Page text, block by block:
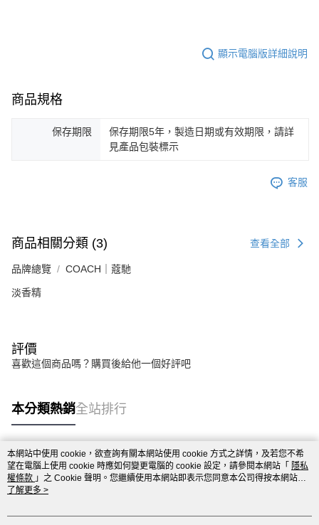
顯示電腦版詳細說明
商品規格
保存期限
保存期限5年，製造日期或有效期限，請詳
見產品包裝標示
客服
商品相關分類 (3) 查看全部
品牌總覽 COACH｜蔻馳
淡香精
評價
喜歡這個商品嗎？購買後給他一個好評吧
本分類熱銷全站排行
熱門標籤
本網站中使用 cookie，欲查詢有關本網站使用 cookie 方式之詳情，及若您不希
望在電腦上使用 cookie 時應如何變更電腦的 cookie 設定，請參閱本網站「 隱私
權條款 」之 Cookie 聲明。您繼續使用本網站即表示您同意本公司得按本網站使
用條款之 Cookie 聲明使用 cookie。
了解更多 >